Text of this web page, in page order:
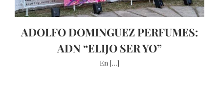
ADOLFO DOMINGUEZ PERFUMES:
ADN “ELIJO SER YO”
En [...]